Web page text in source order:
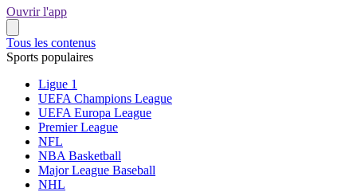
Ouvrir l'app
Tous les contenus
Sports populaires
Ligue 1
UEFA Champions League
UEFA Europa League
Premier League
NFL
NBA Basketball
Major League Baseball
NHL